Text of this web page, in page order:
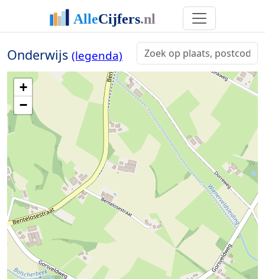
Onderwijs (legenda)
+
−